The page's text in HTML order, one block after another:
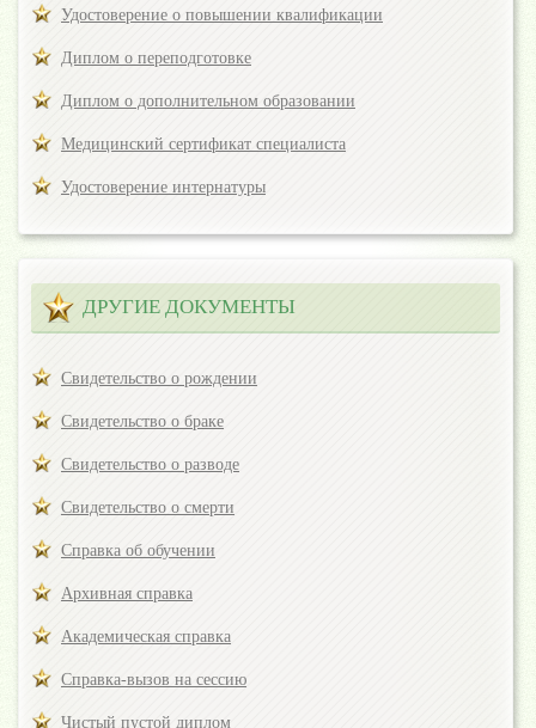
Удостоверение о повышении квалификации
Диплом о переподготовке
Диплом о дополнительном образовании
Медицинский сертификат специалиста
Удостоверение интернатуры
ДРУГИЕ ДОКУМЕНТЫ
Свидетельство о рождении
Свидетельство о браке
Свидетельство о разводе
Свидетельство о смерти
Справка об обучении
Архивная справка
Академическая справка
Справка-вызов на сессию
Чистый пустой диплом